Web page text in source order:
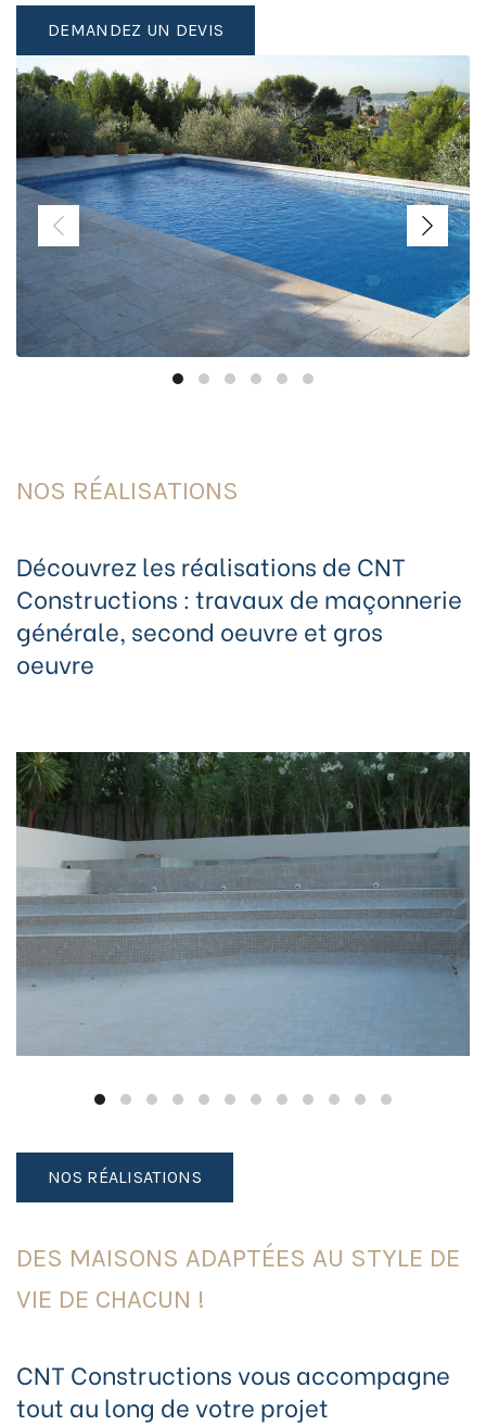
DEMANDEZ UN DEVIS
NOS RÉALISATIONS
Découvrez les réalisations de CNT
Constructions : travaux de maçonnerie
générale, second oeuvre et gros
oeuvre
NOS RÉALISATIONS
DES MAISONS ADAPTÉES AU STYLE DE
VIE DE CHACUN !
CNT Constructions vous accompagne
tout au long de votre projet